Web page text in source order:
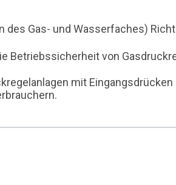
des Gas- und Wasserfaches)
Betriebssicherheit von
mit